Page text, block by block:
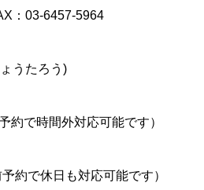
：03-6457-5964
うたろう)
約で時間外対応可能です）
約で休日も対応可能です）